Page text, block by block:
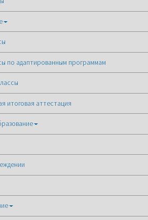
по адаптированным программам
итоговая аттестация